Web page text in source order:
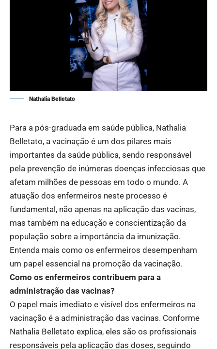
Nathalia Belletato
Para a pós-graduada em saúde pública, Nathalia
Belletato, a vacinação é um dos pilares mais
importantes da saúde pública, sendo responsável
pela prevenção de inúmeras doenças infecciosas que
afetam milhões de pessoas em todo o mundo. A
atuação dos enfermeiros neste processo é
fundamental, não apenas na aplicação das vacinas,
mas também na educação e conscientização da
população sobre a importância da imunização.
Entenda mais como os enfermeiros desempenham
um papel essencial na promoção da vacinação.
Como os enfermeiros contribuem para a
administração das vacinas?
O papel mais imediato e visível dos enfermeiros na
vacinação é a administração das vacinas. Conforme
Nathalia Belletato explica, eles são os profissionais
responsáveis pela aplicação das doses, seguindo